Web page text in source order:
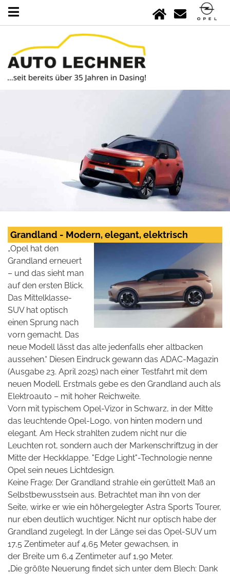
Grandland - Modern, elegant, elektrisch
„Opel hat den
Grandland erneuert
– und das sieht man
auf den ersten Blick.
Das Mittelklasse-
SUV hat optisch
einen Sprung nach
vorn gemacht. Das
neue Modell lässt das alte jedenfalls eher altbacken
aussehen.“ Diesen Eindruck gewann das ADAC-Magazin
(Ausgabe 23. April 2025) nach einer Testfahrt mit dem
neuen Modell. Erstmals gebe es den Grandland auch als
Elektroauto – mit hoher Reichweite.
Vorn mit typischem Opel-Vizor in Schwarz, in der Mitte
das leuchtende Opel-Logo, von hinten modern und
elegant. Am Heck strahlten zudem nicht nur die
Leuchten rot, sondern auch der Markenschriftzug in der
Mitte der Heckklappe. "Edge Light"-Technologie nenne
Opel sein neues Lichtdesign.
Keine Frage: Der Grandland strahle ein gerüttelt Maß an
Selbstbewusstsein aus. Betrachtet man ihn von der
Seite, wirke er wie ein höhergelegter Astra Sports Tourer,
nur eben deutlich wuchtiger. Nicht nur optisch habe der
Grandland zugelegt. In der Länge sei das Opel-SUV um
17,5 Zentimeter auf 4,65 Meter gewachsen, in
der Breite um 6,4 Zentimeter auf 1,90 Meter.
„Die größte Neuerung findet sich unter dem Blech: Dank